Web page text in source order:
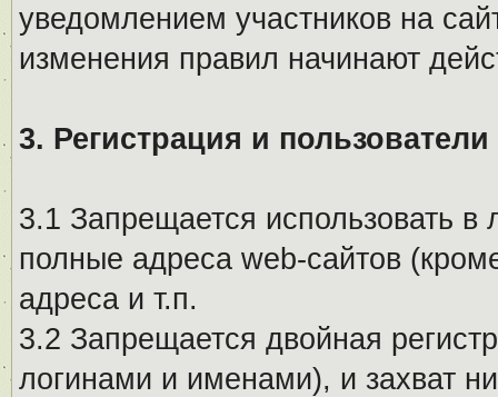
уведомлением участников на
изменения правил начинают
3. Регистрация и пользователи
3.1 Запрещается использовать
полные адреса web-сайтов
адреса и т.п.
3.2 Запрещается двойная
логинами и именами), и захват